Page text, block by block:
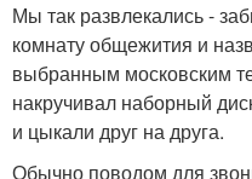
Мы так развлекались -
комнату общежития и
выбранным московским
накручивал наборный
и цыкали друг на друга.
Обычно поводом для